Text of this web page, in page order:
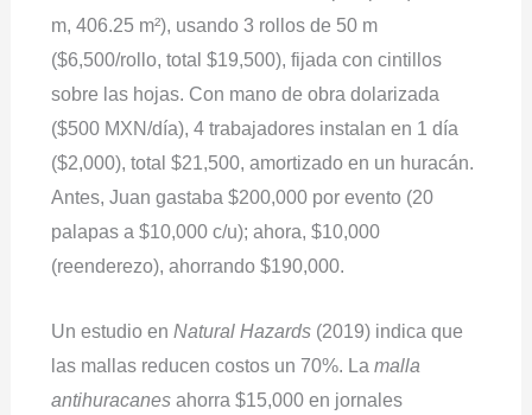
m, 406.25 m²), usando 3 rollos de 50 m
($6,500/rollo, total $19,500), fijada con cintillos
sobre las hojas. Con mano de obra dolarizada
($500 MXN/día), 4 trabajadores instalan en 1 día
($2,000), total $21,500, amortizado en un huracán.
Antes, Juan gastaba $200,000 por evento (20
palapas a $10,000 c/u); ahora, $10,000
(reenderezo), ahorrando $190,000.
Un estudio en Natural Hazards(2019) indica que
las mallas reducen costos un 70%. La malla
antihuracanesahorra $15,000 en jornales